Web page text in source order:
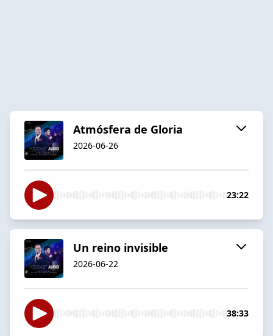
Atmósfera de Gloria
2026-06-26
23:22
Un reino invisible
2026-06-22
38:33